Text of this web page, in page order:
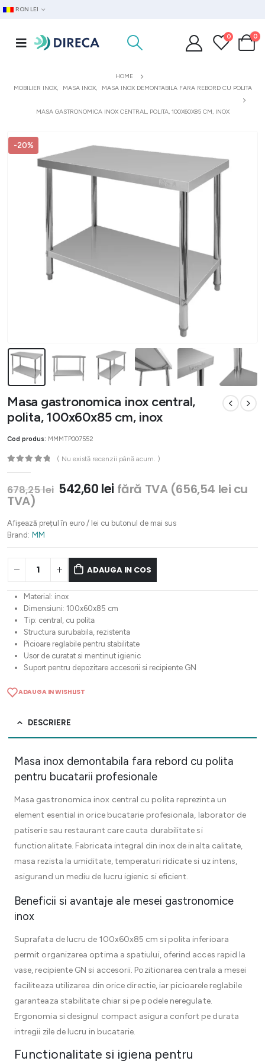
RON LEI
0 0
HOME
MOBILIER INOX, MASA INOX, MASA INOX DEMONTABILA FARA REBORD CU POLITA
MASA GASTRONOMICA INOX CENTRAL, POLITA, 100X60X85 CM, INOX
-20%
Masa gastronomica inox central,
polita, 100x60x85 cm, inox
Cod produs: MMMTP007552
( Nu există recenzii până acum. )
678,25lei Prețul
inițial
fost:
542,60 lei Prețul
542,60 lei.
fără TVA (656,54 lei cu
TVA)
Afișează prețul în euro / lei cu butonul de mai sus
Brand: MM
ADAUGA IN COS
Material: inox
Dimensiuni: 100x60x85 cm
Tip: central, cu polita
Structura surubabila, rezistenta
Picioare reglabile pentru stabilitate
Usor de curatat si mentinut igienic
Suport pentru depozitare accesorii si recipiente GN
ADAUGA IN WISHLIST
DESCRIERE
Masa inox demontabila fara rebord cu polita
pentru bucatarii profesionale
Masa gastronomica inox central cu polita reprezinta un
element esential in orice bucatarie profesionala, laborator de
patiserie sau restaurant care cauta durabilitate si
functionalitate. Fabricata integral din inox de inalta calitate,
masa rezista la umiditate, temperaturi ridicate si uz intens,
asigurand un mediu de lucru igienic si eficient.
Beneficii si avantaje ale mesei gastronomice
inox
Suprafata de lucru de 100x60x85 cm si polita inferioara
permit organizarea optima a spatiului, oferind acces rapid la
vase, recipiente GN si accesorii. Pozitionarea centrala a mesei
faciliteaza utilizarea din orice directie, iar picioarele reglabile
garanteaza stabilitate chiar si pe podele neregulate.
Ergonomia si designul compact asigura confort pe durata
intregii zile de lucru in bucatarie.
Functionalitate si igiena pentru